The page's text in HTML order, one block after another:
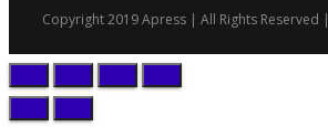
Copyright 2019 Apress | All Rights Reserved